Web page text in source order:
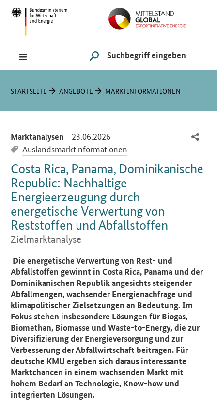
Suche
SUCHE STARTEN
Sie sind hier:
STARTSEITE ANGEBOTE MARKTINFORMATIONEN
Marktanalysen 23.06.2026
Auslandsmarktinformationen
Costa Rica, Panama, Dominikanische
Republic: Nachhaltige
Energieerzeugung durch
energetische Verwertung von
Reststoffen und Abfallstoffen
Zielmarktanalyse
Die energetische Verwertung von Rest- und
Abfallstoffen gewinnt in Costa Rica, Panama und der
Dominikanischen Republik angesichts steigender
Abfallmengen, wachsender Energienachfrage und
klimapolitischer Zielsetzungen an Bedeutung. Im
Fokus stehen insbesondere Lösungen für Biogas,
Biomethan, Biomasse und Waste-to-Energy, die zur
Diversifizierung der Energieversorgung und zur
Verbesserung der Abfallwirtschaft beitragen. Für
deutsche KMU ergeben sich daraus interessante
Marktchancen in einem wachsenden Markt mit
hohem Bedarf an Technologie, Know-how und
integrierten Lösungen.